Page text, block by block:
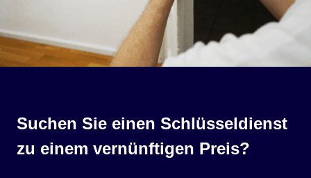
Suchen Sie einen Schlüsseldienst
zu einem vernünftigen Preis?